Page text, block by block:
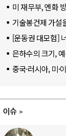
미 재무부, 엔화
기술봉건제 가설
[운동권 대모험]
은하수의 크기,
중국·러시아, 미·
이슈